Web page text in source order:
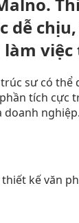
sư có
tích
doanh nghiệp.
kế văn